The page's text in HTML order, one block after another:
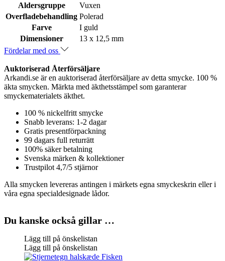
Aldersgruppe
Vuxen
Overfladebehandling Polerad
Farve
I guld
Dimensioner
13 x 12,5 mm
Fördelar med oss
Auktoriserad Återförsäljare
Arkandi.se är en auktoriserad återförsäljare av detta smycke. 100 %
äkta smycken. Märkta med äkthetsstämpel som garanterar
smyckematerialets äkthet.
100 % nickelfritt smycke
Snabb leverans: 1-2 dagar
Gratis presentförpackning
99 dagars full returrätt
100% säker betalning
Svenska märken & kollektioner
Trustpilot 4,7/5 stjärnor
Alla smycken levereras antingen i märkets egna smyckeskrin eller i
våra egna specialdesignade lådor.
Du kanske också gillar …
Lägg till på önskelistan
Lägg till på önskelistan